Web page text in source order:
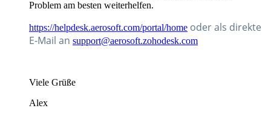
Problem am besten weiterhelfen.
https://helpdesk.aerosoft.com/portal/home oder als direkte
E-Mail an support@aerosoft.zohodesk.com
Viele Grüße
Alex